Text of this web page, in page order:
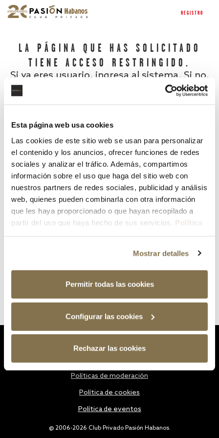
Esta página web usa cookies
Las cookies de este sitio web se usan para personalizar
el contenido y los anuncios, ofrecer funciones de redes
sociales y analizar el tráfico. Además, compartimos
información sobre el uso que haga del sitio web con
nuestros partners de redes sociales, publicidad y análisis
web, quienes pueden combinarla con otra información
que les haya proporcionado o que hayan recopilado a
partir del uso que haya hecho de sus servicios. Política
Mostrar detalles
Permitir todas las cookies
Configurar las cookies
Rechazar las cookies
REGISTRO
LA PÁGINA QUE HAS SOLICITADO
TIENE ACCESO RESTRINGIDO.
Si ya eres usuario, ingresa al sistema. Si no,
¿Has olvidado tu contraseña?
@ 2006-2026 Club Privado Pasión Habanos.
Políticas de moderación
Política de cookies
Política de eventos